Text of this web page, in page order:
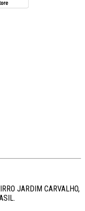
JARDIM CARVALHO,